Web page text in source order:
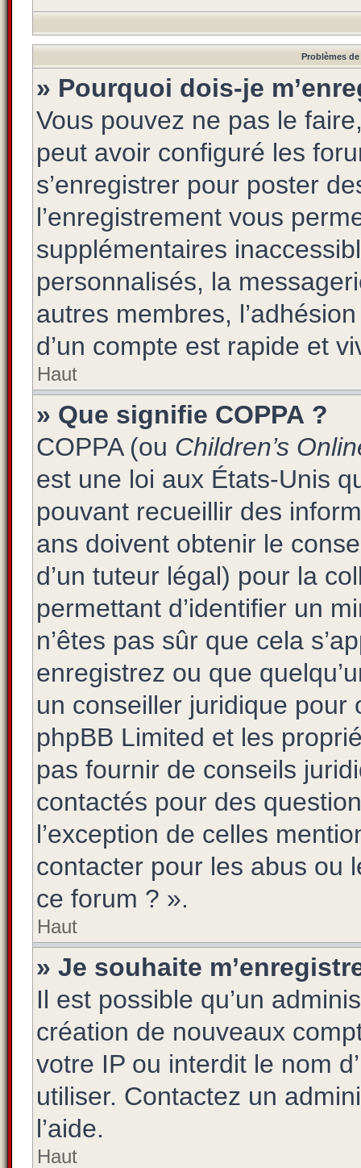
Problèmes
» Pourquoi dois-je
Vous pouvez ne pas le
peut avoir configuré les
s’enregistrer pour poster
l’enregistrement vous
supplémentaires
personnalisés, la
autres membres,
d’un compte est rapide et
Haut
» Que signifie COPPA ?
COPPA (ou Children’s
est une loi aux États-Unis
pouvant recueillir des
ans doivent obtenir le
d’un tuteur légal) pour la
permettant d’identifier un
n’êtes pas sûr que cela
enregistrez ou que
un conseiller juridique pour
phpBB Limited et les
pas fournir de conseils
contactés pour des
l’exception de celles
contacter pour les abus ou
ce forum ? ».
Haut
» Je souhaite
Il est possible qu’un
création de nouveaux
votre IP ou interdit le nom
utiliser. Contactez un
l’aide.
Haut